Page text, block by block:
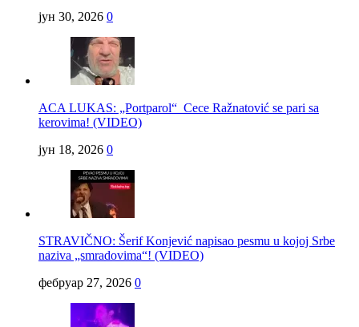
јун 30, 2026 0
ACA LUKAS: „Portparol“ Cece Ražnatović se pari sa
kerovima! (VIDEO)
јун 18, 2026 0
STRAVIČNO: Šerif Konjević napisao pesmu u kojoj Srbe
naziva „smradovima“! (VIDEO)
фебруар 27, 2026 0